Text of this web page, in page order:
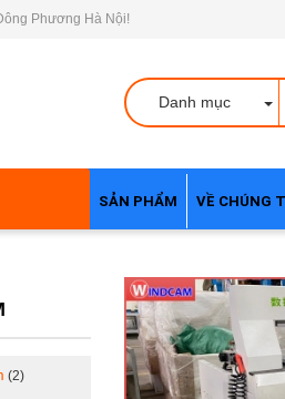
Phương Hà Nội!
Danh mục
SẢN PHẨM VỀ CHÚNG
(2)